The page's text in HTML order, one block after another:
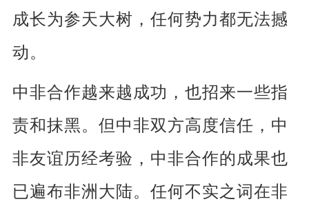
成长为参天大树，任何势力都无法撼
动。
中非合作越来越成功，也招来一些指
责和抹黑。但中非双方高度信任，中
非友谊历经考验，中非合作的成果也
已遍布非洲大陆。任何不实之词在非